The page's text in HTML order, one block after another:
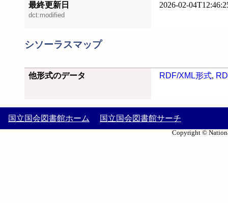
最終更新日
dct:modified
2026-02-
シソーラスマップ
他形式のデータ RDF/XML形式,
国立国会図書館ホーム 国立国会図書館サーチ
Copyright ©